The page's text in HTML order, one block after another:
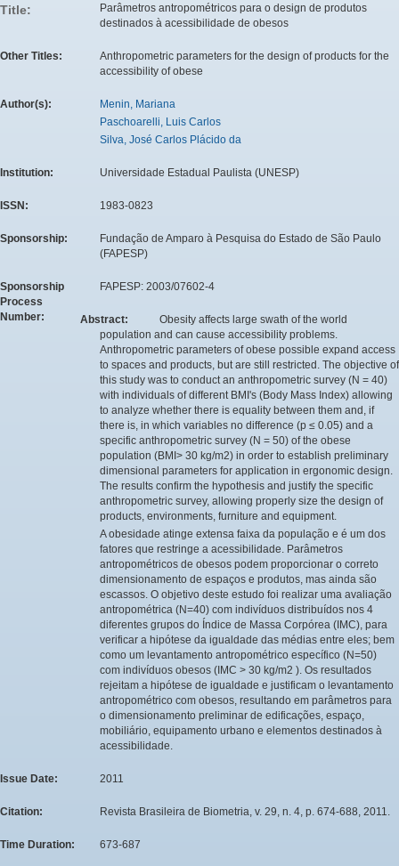
Title:
Parâmetros antropométricos para o design de produtos
destinados à acessibilidade de obesos
Other Titles:
Anthropometric parameters for the design of products for the
accessibility of obese
Author(s):
Menin, Mariana
Paschoarelli, Luis Carlos
Silva, José Carlos Plácido da
Institution: Universidade Estadual Paulista (UNESP)
ISSN: 1983-0823
Sponsorship:
Fundação de Amparo à Pesquisa do Estado de São Paulo
(FAPESP)
Sponsorship
Process
Number:
FAPESP: 2003/07602-4
Abstract:
Obesity affects large swath of the world
population and can cause accessibility problems.
Anthropometric parameters of obese possible expand access
to spaces and products, but are still restricted. The objective of
this study was to conduct an anthropometric survey (N = 40)
with individuals of different BMI's (Body Mass Index) allowing
to analyze whether there is equality between them and, if
there is, in which variables no difference (p ≤ 0.05) and a
specific anthropometric survey (N = 50) of the obese
population (BMI> 30 kg/m2) in order to establish preliminary
dimensional parameters for application in ergonomic design.
The results confirm the hypothesis and justify the specific
anthropometric survey, allowing properly size the design of
products, environments, furniture and equipment.
A obesidade atinge extensa faixa da população e é um dos
fatores que restringe a acessibilidade. Parâmetros
antropométricos de obesos podem proporcionar o correto
dimensionamento de espaços e produtos, mas ainda são
escassos. O objetivo deste estudo foi realizar uma avaliação
antropométrica (N=40) com indivíduos distribuídos nos 4
diferentes grupos do Índice de Massa Corpórea (IMC), para
verificar a hipótese da igualdade das médias entre eles; bem
como um levantamento antropométrico específico (N=50)
com indivíduos obesos (IMC > 30 kg/m2 ). Os resultados
rejeitam a hipótese de igualdade e justificam o levantamento
antropométrico com obesos, resultando em parâmetros para
o dimensionamento preliminar de edificações, espaço,
mobiliário, equipamento urbano e elementos destinados à
acessibilidade.
Issue Date: 2011
Citation: Revista Brasileira de Biometria, v. 29, n. 4, p. 674-688, 2011.
Time Duration: 673-687